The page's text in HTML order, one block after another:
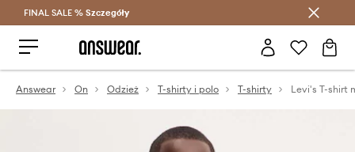
Oszczędzaj z Answear Club >
FINAL SALE % Szczegóły
Answear On Odzież T-shirty i polo T-shirty